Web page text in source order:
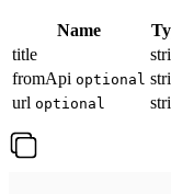
Name
title
fromApi optional
url optional